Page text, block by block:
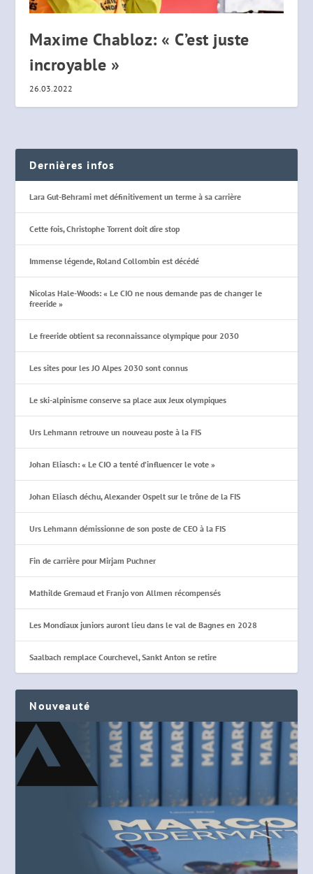
Maxime Chabloz: « C’est juste
incroyable »
26.03.2022
Dernières infos
Lara Gut-Behrami met définitivement un terme à sa carrière
Cette fois, Christophe Torrent doit dire stop
Immense légende, Roland Collombin est décédé
Nicolas Hale-Woods: « Le CIO ne nous demande pas de changer le
freeride »
Le freeride obtient sa reconnaissance olympique pour 2030
Les sites pour les JO Alpes 2030 sont connus
Le ski-alpinisme conserve sa place aux Jeux olympiques
Urs Lehmann retrouve un nouveau poste à la FIS
Johan Eliasch: « Le CIO a tenté d’influencer le vote »
Johan Eliasch déchu, Alexander Ospelt sur le trône de la FIS
Urs Lehmann démissionne de son poste de CEO à la FIS
Fin de carrière pour Mirjam Puchner
Mathilde Gremaud et Franjo von Allmen récompensés
Les Mondiaux juniors auront lieu dans le val de Bagnes en 2028
Saalbach remplace Courchevel, Sankt Anton se retire
Nouveauté